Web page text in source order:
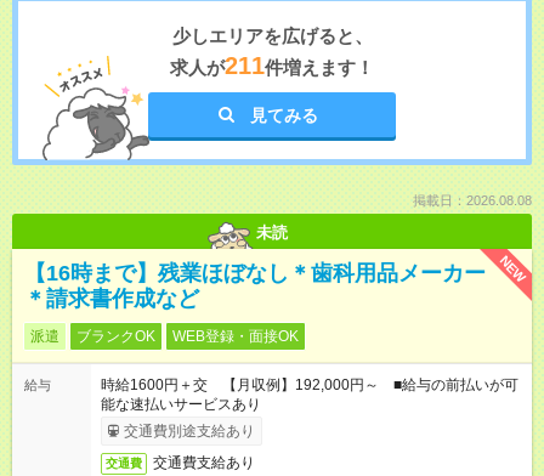
少しエリアを広げると、
求人が211件増えます！
見てみる
掲載日：2026.08.08
未読
NEW
【16時まで】残業ほぼなし＊歯科用品メーカー
＊請求書作成など
派遣 ブランクOK WEB登録・面接OK
給与
時給1600円＋交 【月収例】192,000円～ ■給与の前払いが可
能な速払いサービスあり
交通費別途支給あり
交通費 交通費支給あり